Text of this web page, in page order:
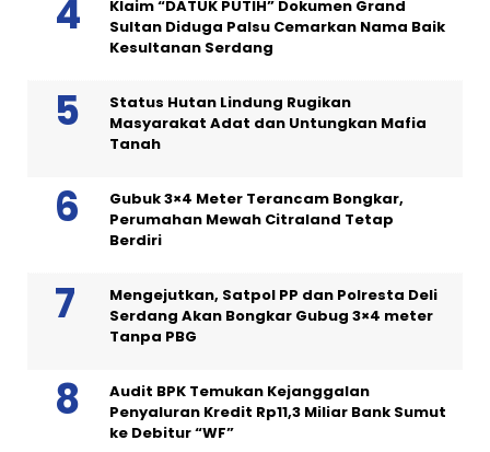
Klaim “DATUK PUTIH” Dokumen Grand
Sultan Diduga Palsu Cemarkan Nama Baik
Kesultanan Serdang
Status Hutan Lindung Rugikan
Masyarakat Adat dan Untungkan Mafia
Tanah
Gubuk 3×4 Meter Terancam Bongkar,
Perumahan Mewah Citraland Tetap
Berdiri
Mengejutkan, Satpol PP dan Polresta Deli
Serdang Akan Bongkar Gubug 3×4 meter
Tanpa PBG
Audit BPK Temukan Kejanggalan
Penyaluran Kredit Rp11,3 Miliar Bank Sumut
ke Debitur “WF”